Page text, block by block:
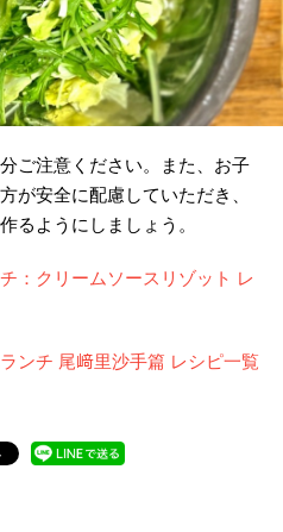
ご注意ください。また、お子
が安全に配慮していただき、
るようにしましょう。
：クリームソースリゾット レ
ンチ 尾﨑里沙手篇 レシピ一覧